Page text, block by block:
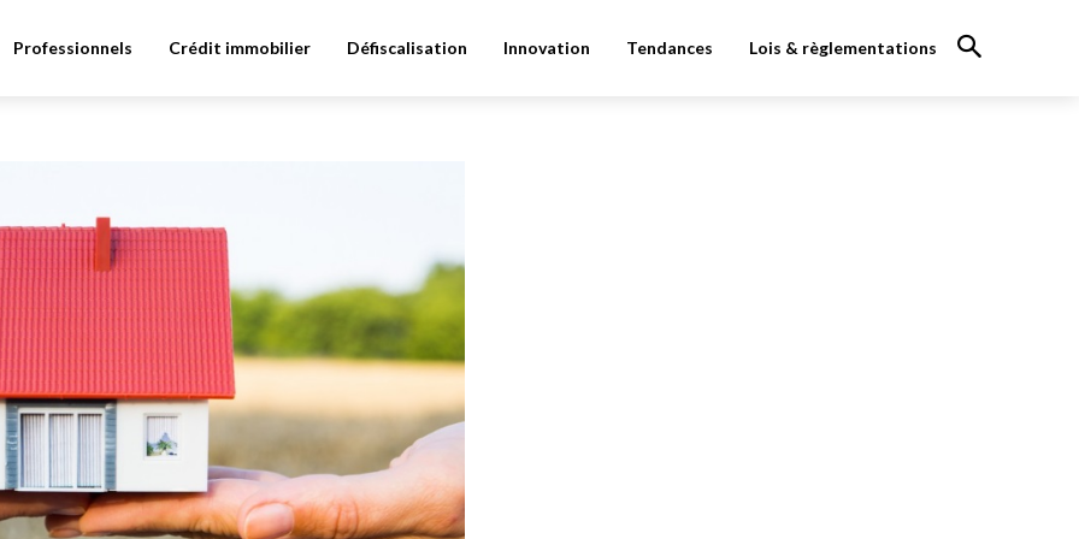
Professionnels Crédit immobilier Défiscalisation Innovation Tendances Lois & règlementations